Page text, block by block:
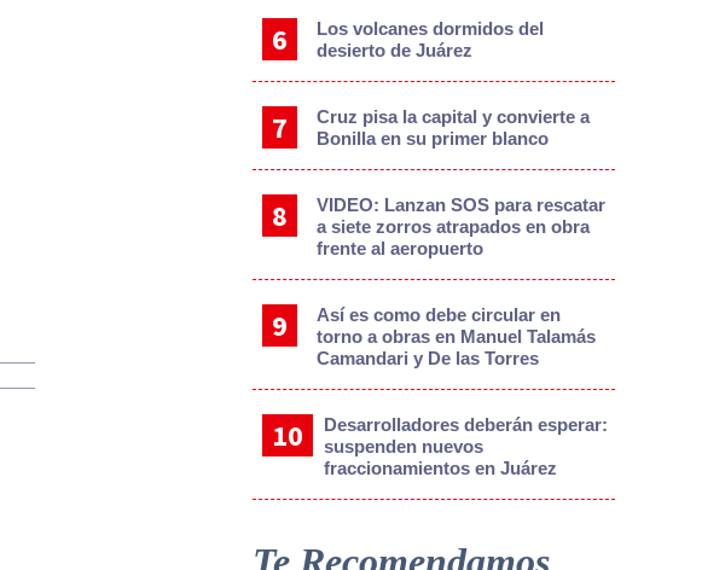
Los volcanes dormidos del
desierto de Juárez
Cruz pisa la capital y convierte a
Bonilla en su primer blanco
VIDEO: Lanzan SOS para rescatar
a siete zorros atrapados en obra
frente al aeropuerto
Así es como debe circular en
torno a obras en Manuel Talamás
Camandari y De las Torres
Desarrolladores deberán esperar:
suspenden nuevos
fraccionamientos en Juárez
Te Recomendamos